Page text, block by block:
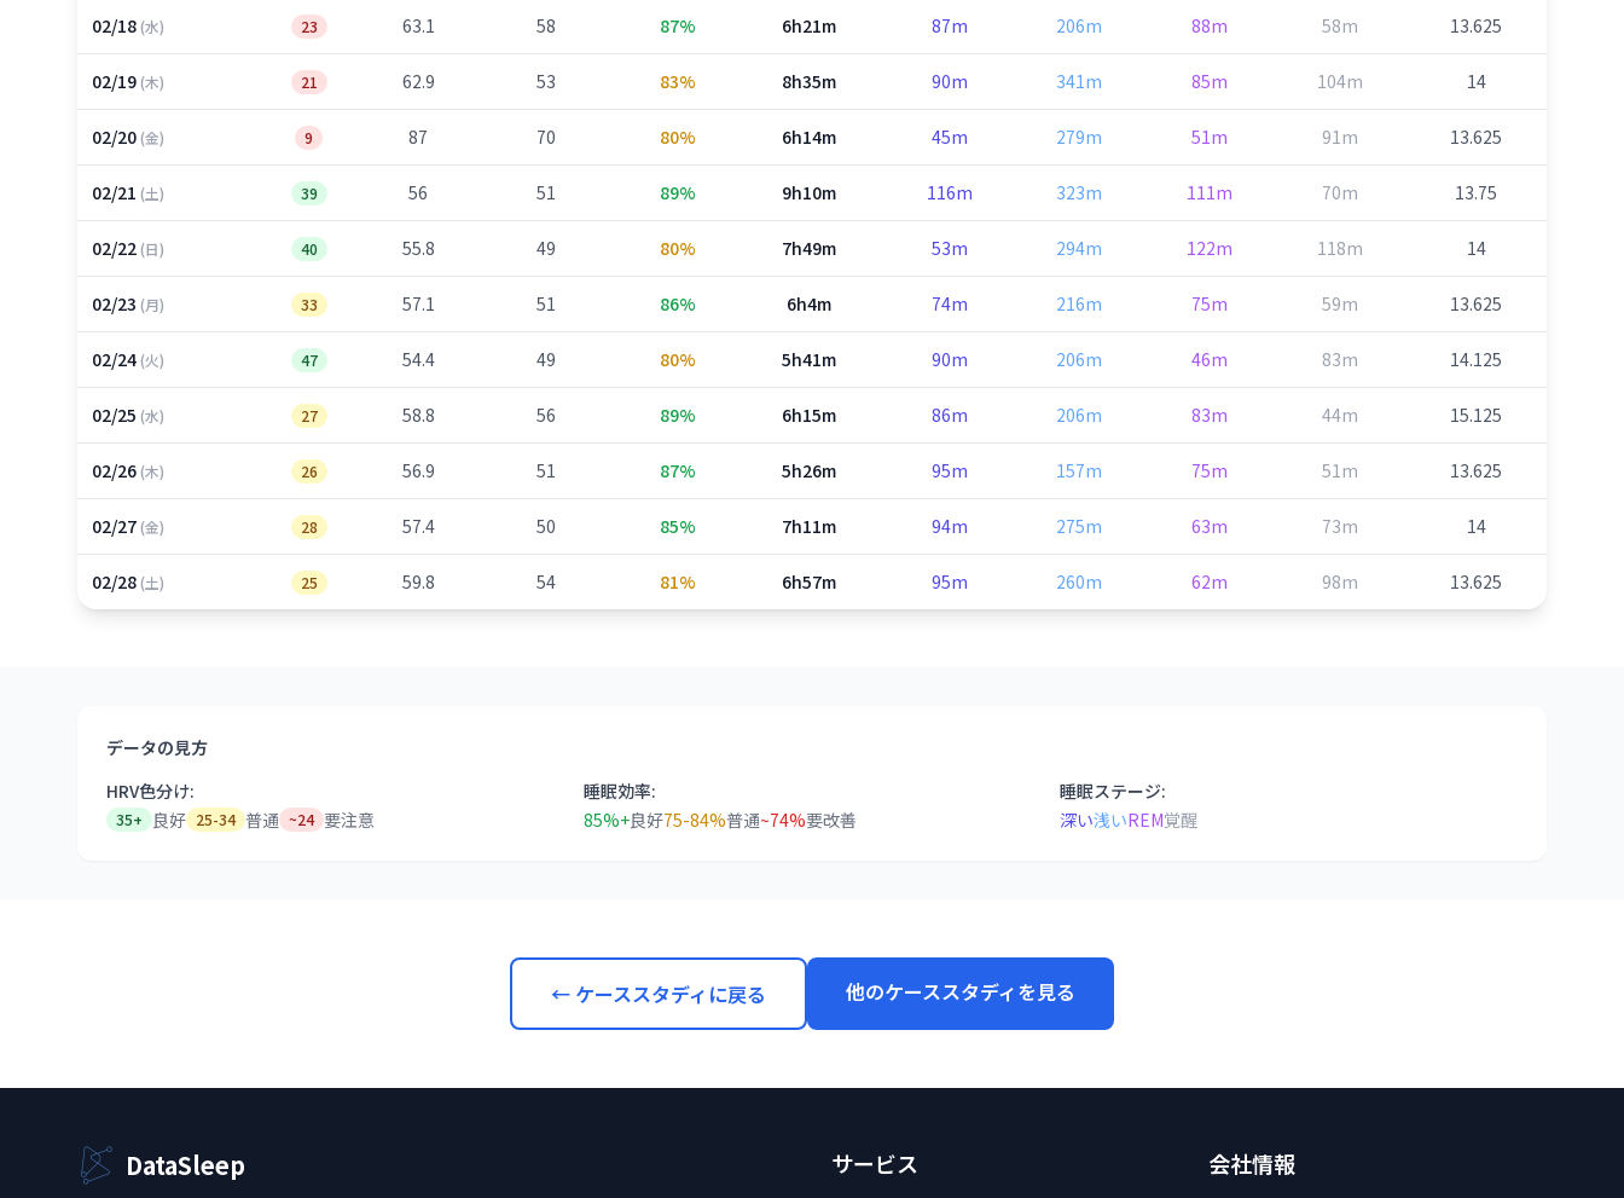
02/18(水) 23 63.1 58 87% 6h21m 87m 206m 88m 58m 13.625
02/19(木) 21 62.9 53 83% 8h35m 90m 341m 85m 104m 14
02/20(金) 9 87 70 80% 6h14m 45m 279m 51m 91m 13.625
02/21 (土) 39 56 51 89% 9h10m 116m 323m 111m 70m 13.75
02/22(日) 40 55.8 49 80% 7h49m 53m 294m 122m 118m 14
02/23 (月) 33 57.1 51 86% 6h4m 74m 216m 75m 59m 13.625
02/24(火) 47 54.4 49 80% 5h41m 90m 206m 46m 83m 14.125
02/25 (水) 27 58.8 56 89% 6h15m 86m 206m 83m 44m 15.125
02/26(木) 26 56.9 51 87% 5h26m 95m 157m 75m 51m 13.625
02/27(金) 28 57.4 50 85% 7h11m 94m 275m 63m 73m 14
02/28(土) 25 59.8 54 81% 6h57m 95m 260m 62m 98m 13.625
データの見方
HRV色分け:
35+ 良好 25-34 普通 ~24 要注意
睡眠効率:
85%+良好75-84%普通~74%要改善
睡眠ステージ:
深い浅いREM覚醒
← ケーススタディに戻る 他のケーススタディを見る
DataSleep サービス 会社情報